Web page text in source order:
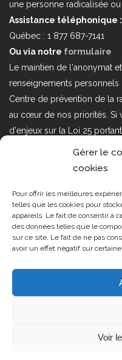
Gérer le
cookies
Pour offrir les meilleures
telles que les cookies pour
appareils. Le fait de consentir à
des données telles que le
sur ce site. Le fait de ne pas
avoir un effet négatif sur
Voir
une personne radicalisée
Assistance téléphonique :
Québec : 1 877 687-7141
Ou via notre formulaire
Le maintien de l'anonymat
renseignements
Centre de prévention de la
au cœur de nos priorités. Si
d'enjeux sur la Loi 25
personnels dans le secteur
nous à l'adresse courriel
Tous droits réservés @2019 CPRMV
| Centre de prévention de la
radicalisation menant à la violence
(CPRMV)